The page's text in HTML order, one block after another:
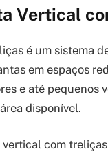
Vertical
é um sistema
em espaços
e até pequenos
disponível.
com